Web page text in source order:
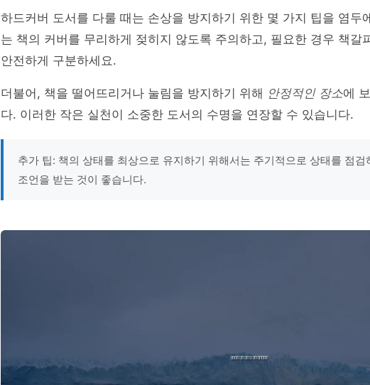
하드커버 도서를 다룰 때는 손상을 방지하기 위한 몇 가지 팁을 염두
는 책의 커버를 무리하게 젖히지 않도록 주의하고, 필요한 경우 책갈
안전하게 구분하세요.
더불어, 책을 떨어뜨리거나 눌림을 방지하기 위해 안정적인 장소에
다. 이러한 작은 실천이 소중한 도서의 수명을 연장할 수 있습니다.
추가 팁: 책의 상태를 최상으로 유지하기 위해서는 주기적으로 상태를 점검
조언을 받는 것이 좋습니다.